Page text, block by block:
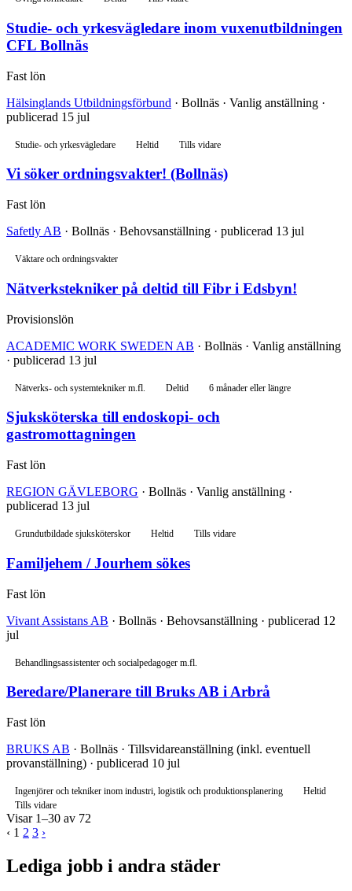
Studie- och yrkesvägledare inom vuxenutbildningen
CFL Bollnäs
Fast lön
Hälsinglands Utbildningsförbund · Bollnäs · Vanlig anställning ·
publicerad 15 jul
Studie- och yrkesvägledare Heltid Tills vidare
Vi söker ordningsvakter! (Bollnäs)
Fast lön
Safetly AB · Bollnäs · Behovsanställning · publicerad 13 jul
Väktare och ordningsvakter
Nätverkstekniker på deltid till Fibr i Edsbyn!
Provisionslön
ACADEMIC WORK SWEDEN AB · Bollnäs · Vanlig anställning
· publicerad 13 jul
Nätverks- och systemtekniker m.fl. Deltid 6 månader eller längre
Sjuksköterska till endoskopi- och
gastromottagningen
Fast lön
REGION GÄVLEBORG · Bollnäs · Vanlig anställning ·
publicerad 13 jul
Grundutbildade sjuksköterskor Heltid Tills vidare
Familjehem / Jourhem sökes
Fast lön
Vivant Assistans AB · Bollnäs · Behovsanställning · publicerad 12
jul
Behandlingsassistenter och socialpedagoger m.fl.
Beredare/Planerare till Bruks AB i Arbrå
Fast lön
BRUKS AB · Bollnäs · Tillsvidareanställning (inkl. eventuell
provanställning) · publicerad 10 jul
Ingenjörer och tekniker inom industri, logistik och produktionsplanering
Heltid
Tills vidare
Visar 1–30 av 72
‹ 1 2 3 ›
Lediga jobb i andra städer